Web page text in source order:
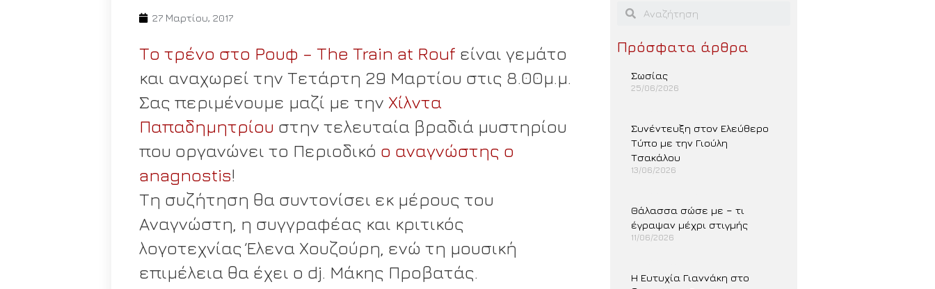
27 Μαρτίου, 2017
Το τρένο στο Ρουφ – The Train at Rouf είναι γεμάτο
και αναχωρεί την Τετάρτη 29 Μαρτίου στις 8.00μ.μ.
Σας περιμένουμε μαζί με την Χίλντα
Παπαδημητρίου στην τελευταία βραδιά μυστηρίου
που οργανώνει το Περιοδικό ο αναγνώστης o
anagnostis!
Τη συζήτηση θα συντονίσει εκ μέρους του
Αναγνώστη, η συγγραφέας και κριτικός
λογοτεχνίας Έλενα Χουζούρη, ενώ τη μουσική
επιμέλεια θα έχει ο dj. Μάκης Προβατάς.
Πρόσφατα άρθρα
Σωσίας
25/06/2026
Συνέντευξη στον Ελεύθερο
Τύπο με την Γιούλη
Τσακάλου
13/06/2026
Θάλασσα σώσε με – τι
έγραψαν μέχρι στιγμής
11/06/2026
Η Ευτυχία Γιαννάκη στο